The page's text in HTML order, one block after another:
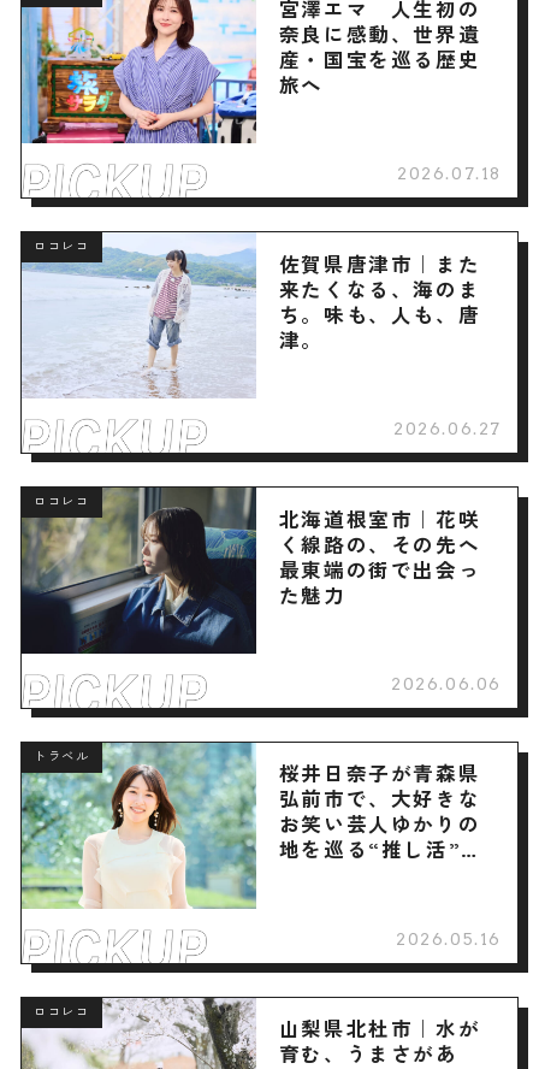
宮澤エマ 人生初の
奈良に感動、世界遺
産・国宝を巡る歴史
旅へ
2026.07.18
ロコレコ
佐賀県唐津市｜また
来たくなる、海のま
ち。味も、人も、唐
津。
2026.06.27
ロコレコ
北海道根室市｜花咲
く線路の、その先へ
最東端の街で出会っ
た魅力
2026.06.06
トラベル
桜井日奈子が青森県
弘前市で、大好きな
お笑い芸人ゆかりの
地を巡る“推し活”旅
2026.05.16
ロコレコ
山梨県北杜市｜水が
育む、うまさがあ